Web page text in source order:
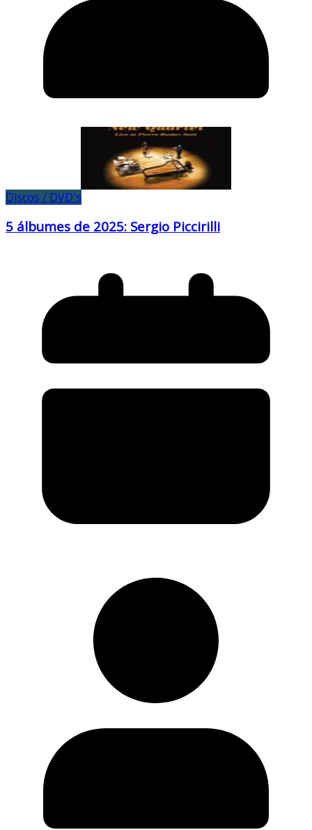
Discos / DVD's
5 álbumes de 2025: Sergio Piccirilli